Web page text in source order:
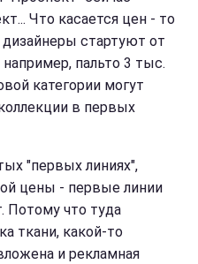
Что касается цен - то
стартуют от
пальто 3 тыс.
категории могут
в первых
"первых линиях",
цены - первые линии
Потому что туда
ткани, какой-то
и рекламная